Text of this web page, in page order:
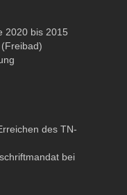
2020 bis 2015
des TN-
bei